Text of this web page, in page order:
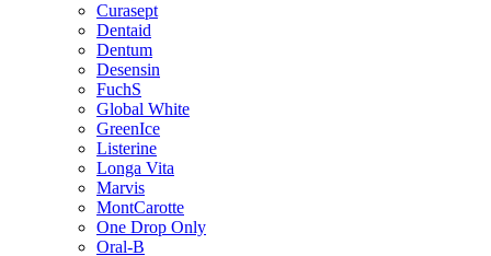
Curasept
Dentaid
Dentum
Desensin
FuchS
Global White
GreenIce
Listerine
Longa Vita
Marvis
MontCarotte
One Drop Only
Oral-B